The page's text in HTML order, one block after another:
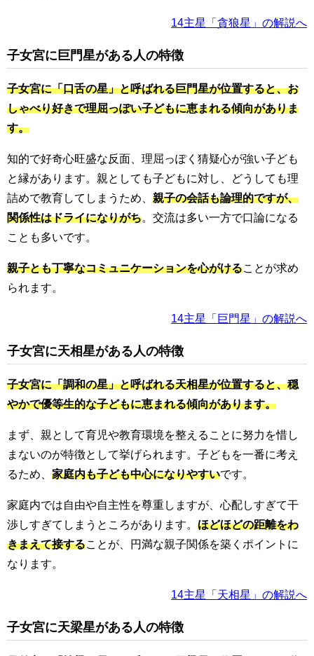
14主星「貪狼星」の解説へ
子女宮に巨門星がある人の特徴
子女宮に「口舌の星」と呼ばれる巨門星が位置すると、お
しゃべり好きで理屈っぽい子どもに恵まれる傾向がありま
す。
知的で好奇心旺盛な反面、理屈っぽく猜疑心が強い子ども
と縁があります。親としても子どもに対し、どうしても理
詰めで教育してしまうため、 親子の会話も論理的ですが、
関係性はドライになりがち。交流は多い一方で口論になる
ことも多いです。
親子とも丁寧なコミュニケーションを心がけることが求め
られます。
14主星「巨門星」の解説へ
子女宮に天相星がある人の特徴
子女宮に「調和の星」と呼ばれる天相星が位置すると、穏
やかで優等生的な子どもに恵まれる傾向があります。
まず、親として育児や教育環境を整えることに努力を惜し
まないのが特徴として挙げられます。子どもを一番に考え
るため、 家庭内も子ども中心になりやすいです。
家庭内では自由や自主性を尊重しますが、心配しすぎて干
渉しすぎてしまうところがあります。 ほどほどの距離をわ
きまえて接することが、円満な親子関係を築くポイントに
なります。
14主星「天相星」の解説へ
子女宮に天梁星がある人の特徴